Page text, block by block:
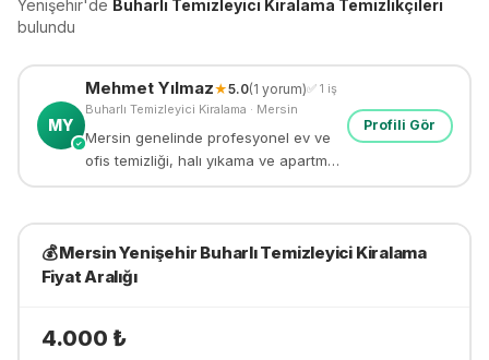
Yenişehir'de Buharlı Temizleyici Kiralama Temizlikçileri
bulundu
MY
✓
Mehmet Yılmaz★5.0(1 yorum)✅ 1 iş
Buharlı Temizleyici Kiralama · Mersin
Mersin genelinde profesyonel ev ve
ofis temizliği, halı yıkama ve apartman
temizliği yapıyorum. 8 yıllık deneyim.
Profili Gör
💰Mersin Yenişehir Buharlı Temizleyici Kiralama
Fiyat Aralığı
4.000 ₺